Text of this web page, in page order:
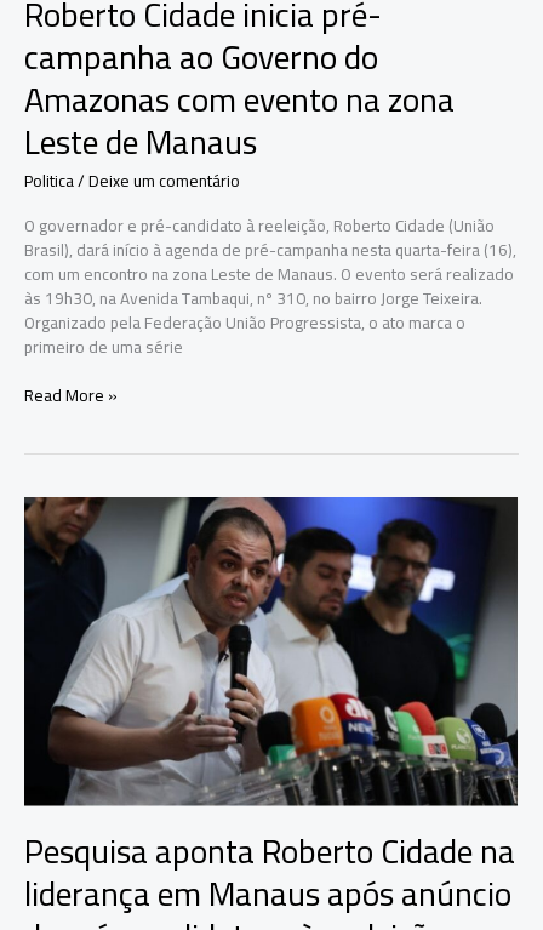
Roberto Cidade inicia pré-
campanha ao Governo do
Amazonas com evento na zona
Leste de Manaus
Politica/Deixe um comentário
O governador e pré-candidato à reeleição, Roberto Cidade (União
Brasil), dará início à agenda de pré-campanha nesta quarta-feira (16),
com um encontro na zona Leste de Manaus. O evento será realizado
às 19h30, na Avenida Tambaqui, nº 310, no bairro Jorge Teixeira.
Organizado pela Federação União Progressista, o ato marca o
primeiro de uma série
Roberto
campanha
ao
Governo
Amazonas
Leste
Manaus
Read More »
Pesquisa aponta Roberto Cidade na
liderança em Manaus após anúncio